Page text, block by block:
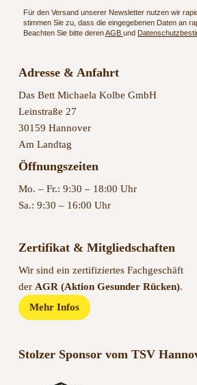
Für den Versand unserer Newsletter nutzen wir
stimmen Sie zu, dass die eingegebenen Daten an
Beachten Sie bitte derenAGB und
Adresse & Anfahrt
Das Bett Michaela Kolbe GmbH
Leinstraße 27
30159 Hannover
Am Landtag
Öffnungszeiten
Mo. – Fr.: 9:30 – 18:00 Uhr
Sa.: 9:30 – 16:00 Uhr
Zertifikat & Mitgliedschaften
Wir sind ein zertifiziertes Fachgeschäft
der AGR (Aktion Gesunder Rücken).
Mehr Infos
Stolzer Sponsor vom TSV